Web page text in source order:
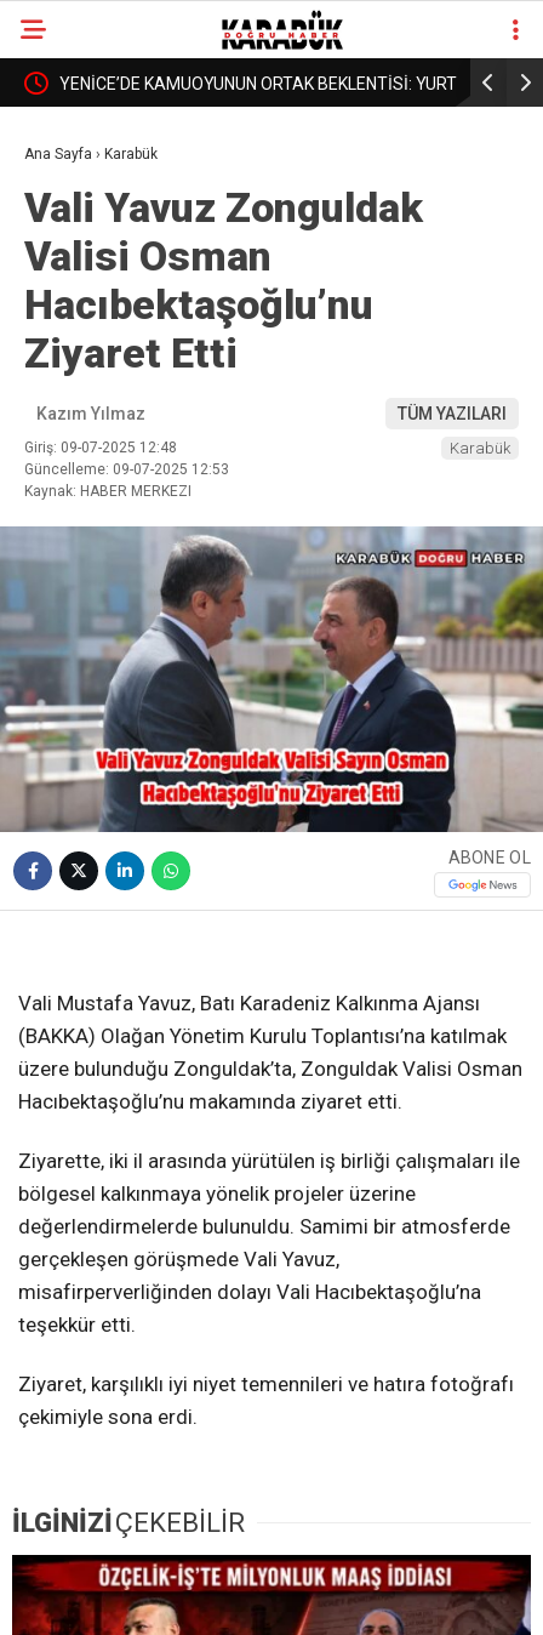
YENİCE’DE KAMUOYUNUN ORTAK BEKLENTİSİ: YURT
Ana Sayfa › Karabük
Vali Yavuz Zonguldak
Valisi Osman
Hacıbektaşoğlu’nu
Ziyaret Etti
Kazım Yılmaz TÜM YAZILARI
Giriş: 09-07-2025 12:48
Güncelleme: 09-07-2025 12:53
Kaynak: HABER MERKEZI
Karabük
ABONE OL
Vali Mustafa Yavuz, Batı Karadeniz Kalkınma Ajansı
(BAKKA) Olağan Yönetim Kurulu Toplantısı’na katılmak
üzere bulunduğu Zonguldak’ta, Zonguldak Valisi Osman
Hacıbektaşoğlu’nu makamında ziyaret etti.
Ziyarette, iki il arasında yürütülen iş birliği çalışmaları ile
bölgesel kalkınmaya yönelik projeler üzerine
değerlendirmelerde bulunuldu. Samimi bir atmosferde
gerçekleşen görüşmede Vali Yavuz,
misafirperverliğinden dolayı Vali Hacıbektaşoğlu’na
teşekkür etti.
Ziyaret, karşılıklı iyi niyet temennileri ve hatıra fotoğrafı
çekimiyle sona erdi.
İLGİNİZİ ÇEKEBİLİR